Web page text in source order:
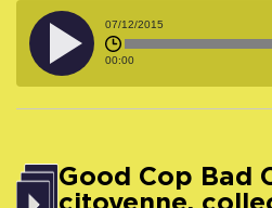
07/12/2015
00:00
Good Cop Bad Cop 21 – Action
citoyenne,